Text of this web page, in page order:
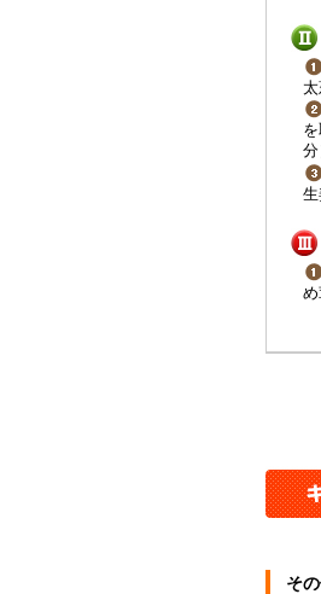
分
め
そ